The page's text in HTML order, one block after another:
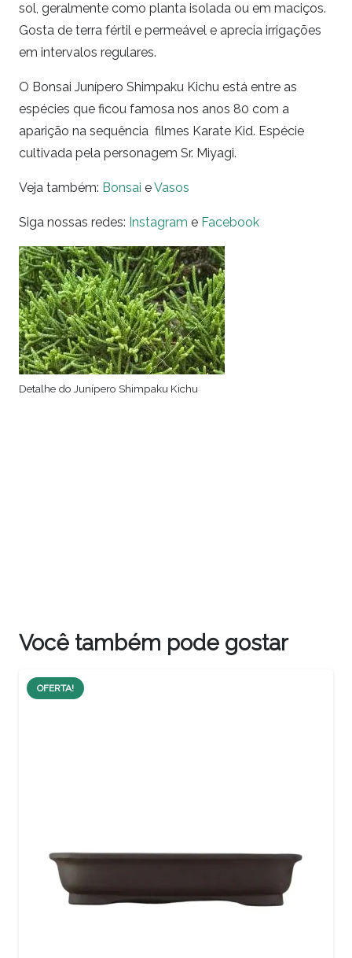
sol, geralmente como planta isolada ou em maciços.
Gosta de terra fértil e permeável e aprecia irrigações
em intervalos regulares.
O Bonsai Junípero Shimpaku Kichu está entre as
espécies que ficou famosa nos anos 80 com a
aparição na sequência filmes Karate Kid. Espécie
cultivada pela personagem Sr. Miyagi.
Veja também: Bonsai eVasos
Siga nossas redes: Instagram e Facebook
Detalhe do Junípero Shimpaku Kichu
Você também pode gostar
OFERTA!